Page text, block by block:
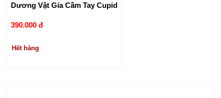
Dương Vật Gỉa Cầm Tay Cupid
390.000 đ
Hết hàng